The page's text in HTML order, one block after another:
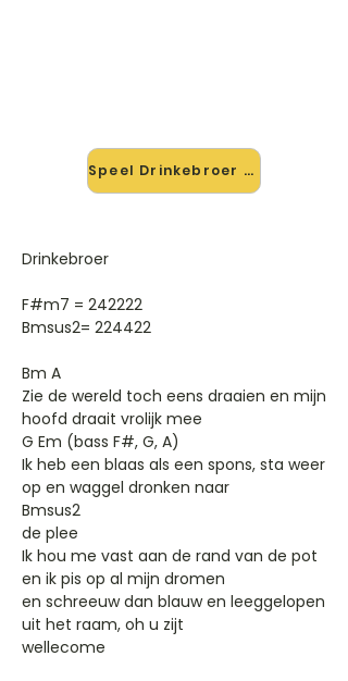
Speel Drinkebroer mee →
Drinkebroer
F#m7 = 242222
Bmsus2= 224422
Bm A
Zie de wereld toch eens draaien en mijn
hoofd draait vrolijk mee
G Em (bass F#, G, A)
Ik heb een blaas als een spons, sta weer
op en waggel dronken naar
Bmsus2
de plee
Ik hou me vast aan de rand van de pot
en ik pis op al mijn dromen
en schreeuw dan blauw en leeggelopen
uit het raam, oh u zijt
wellecome